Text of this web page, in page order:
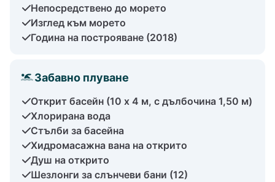
Непосредствено до морето
Изглед към морето
Година на построяване (2018)
Забавно плуване
Открит басейн (10 x 4 м, с дълбочина 1,50 м)
Хлорирана вода
Стълби за басейна
Хидромасажна вана на открито
Душ на открито
Шезлонги за слънчеви бани (12)